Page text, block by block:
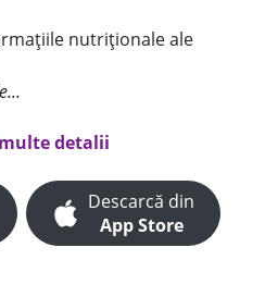
nutriționale ale
detalii
Descarcă din
App Store